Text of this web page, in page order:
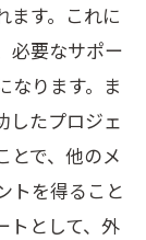
ます。これに
必要なサポー
なります。ま
したプロジェ
とで、他のメ
トを得ること
トとして、外